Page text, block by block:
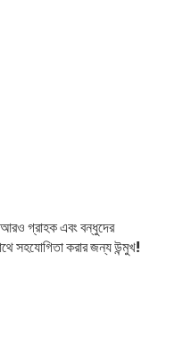
গ্রাহক এবং বন্ধুদের
সহযোগিতা করার জন্য উন্মুখ!